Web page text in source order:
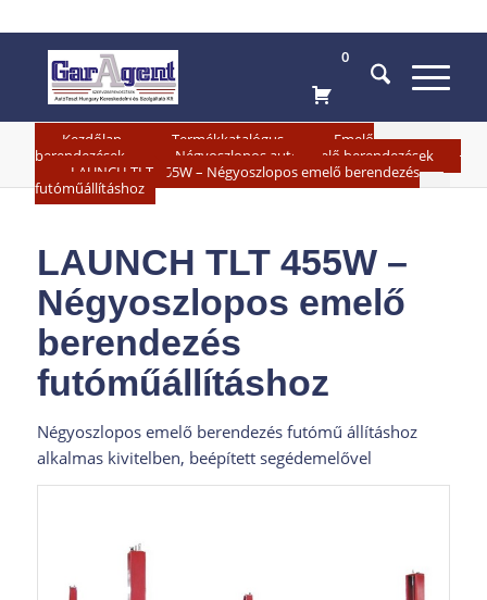
0
Kezdőlap Termékkatalógus
Emelő
berendezések
Négyoszlopos autóemelő berendezések
»
LAUNCH TLT 455W – Négyoszlopos emelő berendezés
futóműállításhoz
LAUNCH TLT 455W –
Négyoszlopos emelő
berendezés
futóműállításhoz
Négyoszlopos emelő berendezés futómű állításhoz
alkalmas kivitelben, beépített segédemelővel